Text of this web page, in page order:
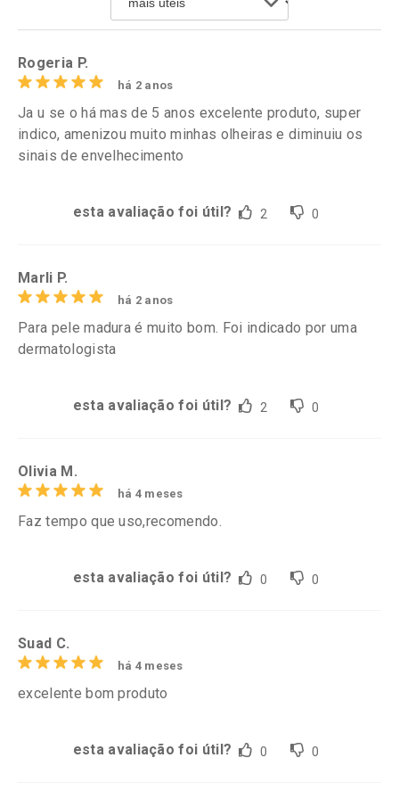
Por R$ 478,99/cada
Por R$ 71,99/cada
Rogeria P.
há 2 anos
Ja u se o há mas de 5 anos excelente produto, super
indico, amenizou muito minhas olheiras e diminuiu os
sinais de envelhecimento
esta avaliação foi útil? 2 0
Marli P.
há 2 anos
Para pele madura é muito bom. Foi indicado por uma
dermatologista
esta avaliação foi útil? 2 0
Olivia M.
há 4 meses
Faz tempo que uso,recomendo.
esta avaliação foi útil? 0 0
Suad C.
há 4 meses
excelente bom produto
esta avaliação foi útil? 0 0